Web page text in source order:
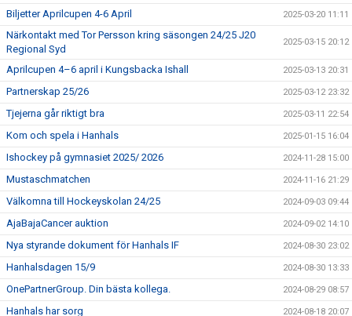
Biljetter Aprilcupen 4-6 April 2025-03-20 11:11
Närkontakt med Tor Persson kring säsongen 24/25 J20
Regional Syd
2025-03-15 20:12
Aprilcupen 4–6 april i Kungsbacka Ishall 2025-03-13 20:31
Partnerskap 25/26 2025-03-12 23:32
Tjejerna går riktigt bra 2025-03-11 22:54
Kom och spela i Hanhals 2025-01-15 16:04
Ishockey på gymnasiet 2025/ 2026 2024-11-28 15:00
Mustaschmatchen 2024-11-16 21:29
Välkomna till Hockeyskolan 24/25 2024-09-03 09:44
AjaBajaCancer auktion 2024-09-02 14:10
Nya styrande dokument för Hanhals IF 2024-08-30 23:02
Hanhalsdagen 15/9 2024-08-30 13:33
OnePartnerGroup. Din bästa kollega. 2024-08-29 08:57
Hanhals har sorg 2024-08-18 20:07